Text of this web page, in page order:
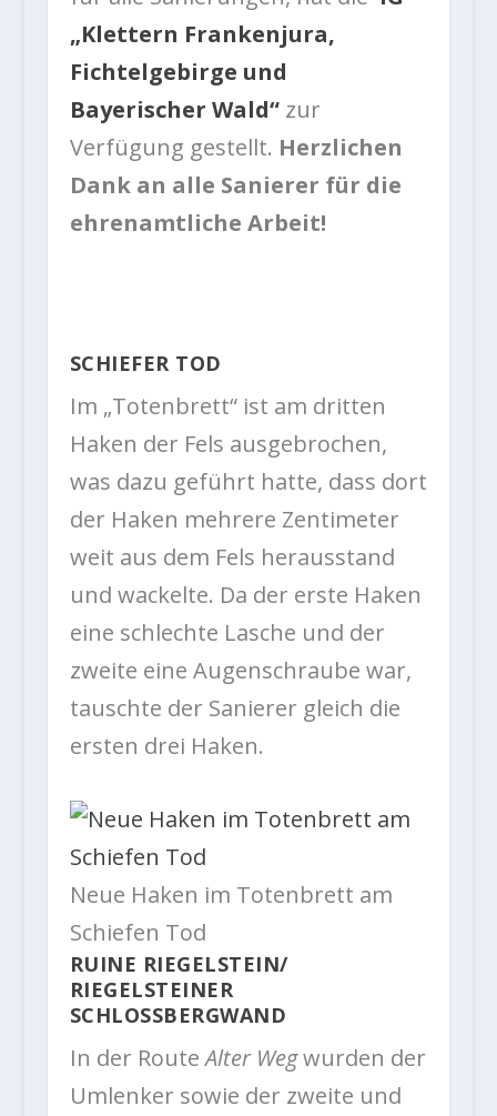
„Klettern Frankenjura,
Fichtelgebirge und
Bayerischer Wald“zur
Verfügung gestellt. Herzlichen
Dank an alle Sanierer für die
ehrenamtliche Arbeit!
SCHIEFER TOD
Im „Totenbrett“ ist am dritten
Haken der Fels ausgebrochen,
was dazu geführt hatte, dass dort
der Haken mehrere Zentimeter
weit aus dem Fels herausstand
und wackelte. Da der erste Haken
eine schlechte Lasche und der
zweite eine Augenschraube war,
tauschte der Sanierer gleich die
ersten drei Haken.
Neue Haken im Totenbrett am
Schiefen Tod
RUINE RIEGELSTEIN/
RIEGELSTEINER
SCHLOSSBERGWAND
In der RouteAlter Wegwurden der
Umlenker sowie der zweite und